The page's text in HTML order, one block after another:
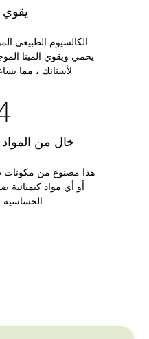
يقوي
الكالسيوم الطبيعي
يحمي ويقوي المينا
لأسنانك ، مما
خال من المواد
هذا مصنوع من مكونات
أو أي مواد كيميائية
الحساسية